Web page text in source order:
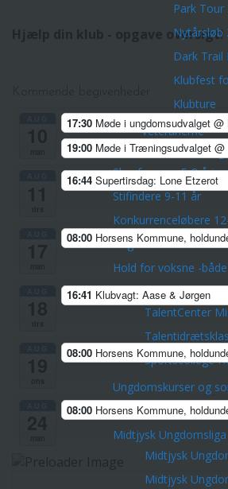
Park Tour
Nytårsløb
Dark Trail
Klubfest
Klubture
Veteranerne
Børn &
Skovfræsere 5-8 årige
Stifindere 9-11 år
Konkurrenceløbere
Unge ca. 15-21 år
Hold for voksne -
Talentudviking
TalentCenter
Sportscollege
Ungdomskurser og
Kreds Ungdoms
Midtjysk
Midtjysk
Midtjysk
Hjælp din klub - opgave oversigt!
17:30 Møde i ungdomsudvalget @
19:00 Møde i Træningsudvalget @
16:44 Supertirsdag: Lone Etzerot
08:00 Horsens Kommune,
16:41 Klubvagt: Aase & Jørgen
08:00 Horsens Kommune,
08:00 Horsens Kommune,